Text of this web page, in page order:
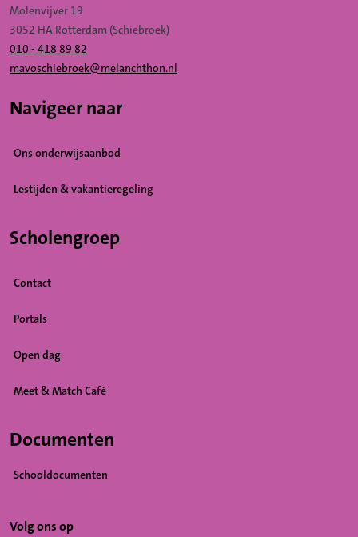
Molenvijver 19
3052 HA Rotterdam (Schiebroek)
010 - 418 89 82
mavoschiebroek@melanchthon.nl
Navigeer naar
Ons onderwijsaanbod
Lestijden & vakantieregeling
Scholengroep
Contact
Portals
Open dag
Meet & Match Café
Documenten
Schooldocumenten
Volg ons op